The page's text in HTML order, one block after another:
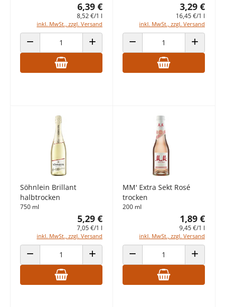
6,39 €
8,52 €/1 l
inkl. MwSt., zzgl. Versand
ANZAHL VERRINGERN ANZAHL ERHÖHEN
3,29 €
16,45 €/1 l
inkl. MwSt., zzgl. Versand
ANZAHL VERRINGERN ANZAHL
Söhnlein Brillant
halbtrocken
750 ml
5,29 €
7,05 €/1 l
inkl. MwSt., zzgl. Versand
ANZAHL VERRINGERN ANZAHL ERHÖHEN
MM' Extra Sekt Rosé
trocken
200 ml
1,89 €
9,45 €/1 l
inkl. MwSt., zzgl. Versand
ANZAHL VERRINGERN ANZAHL